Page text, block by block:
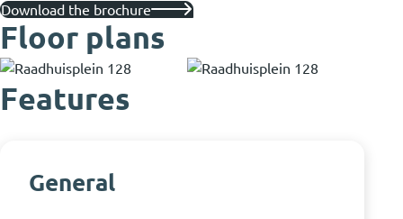
Download the brochure
Floor plans
Features
General